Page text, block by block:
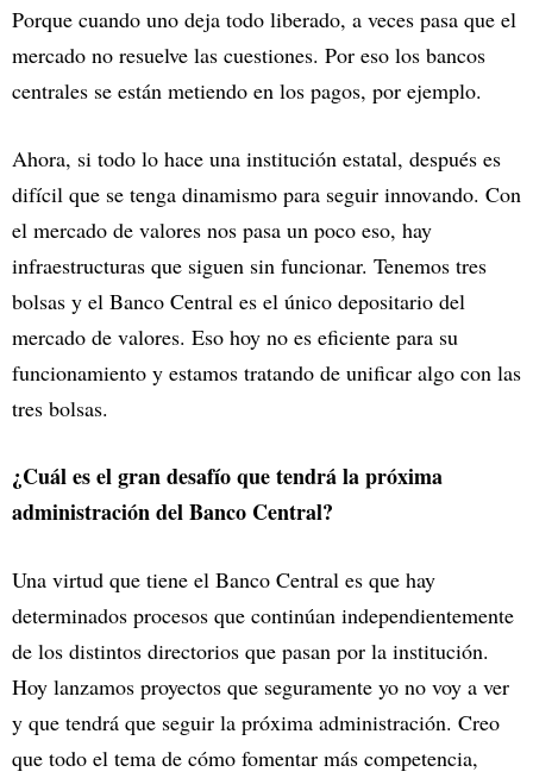
Porque cuando uno deja todo liberado, a veces pasa que el
mercado no resuelve las cuestiones. Por eso los bancos
centrales se están metiendo en los pagos, por ejemplo.
Ahora, si todo lo hace una institución estatal, después es
difícil que se tenga dinamismo para seguir innovando. Con
el mercado de valores nos pasa un poco eso, hay
infraestructuras que siguen sin funcionar. Tenemos tres
bolsas y el Banco Central es el único depositario del
mercado de valores. Eso hoy no es eficiente para su
funcionamiento y estamos tratando de unificar algo con las
tres bolsas.
¿Cuál es el gran desafío que tendrá la próxima
administración del Banco Central?
Una virtud que tiene el Banco Central es que hay
determinados procesos que continúan independientemente
de los distintos directorios que pasan por la institución.
Hoy lanzamos proyectos que seguramente yo no voy a ver
y que tendrá que seguir la próxima administración. Creo
que todo el tema de cómo fomentar más competencia,